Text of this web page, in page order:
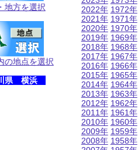
地方を選択
の地点を選択
県 横浜
2022年
2021年
2020年
2019年
2018年
2017年
2016年
2015年
2014年
2013年
2012年
2011年
2010年
2009年
2008年
1972年
1971年
1970年
1969年
1968年
1967年
1966年
1965年
1964年
1963年
1962年
1961年
1960年
1959年
1958年